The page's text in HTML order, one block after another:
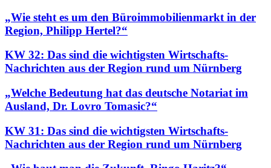
„Wie steht es um den Büroimmobilienmarkt in der
Region, Philipp Hertel?“
KW 32: Das sind die wichtigsten Wirtschafts-
Nachrichten aus der Region rund um Nürnberg
„Welche Bedeutung hat das deutsche Notariat im
Ausland, Dr. Lovro Tomasic?“
KW 31: Das sind die wichtigsten Wirtschafts-
Nachrichten aus der Region rund um Nürnberg